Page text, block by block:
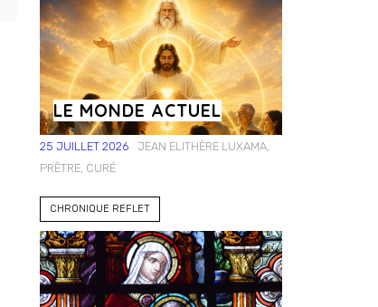
LE MONDE ACTUEL
25 JUILLET 2026
JEAN ELITHÈRE LUXAMA,
PRÊTRE, CURÉ
CHRONIQUE REFLET